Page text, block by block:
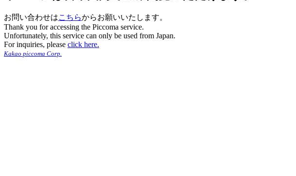
お問い合わせはこちらからお願いいたします。
Thank you for accessing the Piccoma service.
Unfortunately, this service can only be used from Japan.
For inquiries, please click here.
Kakao piccoma Corp.